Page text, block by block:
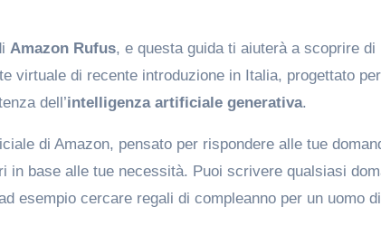
Amazon Rufus, e questa guida ti aiuterà a scoprire di
virtuale di recente introduzione in Italia, progettato per
dell’intelligenza artificiale generativa.
di Amazon, pensato per rispondere alle tue
in base alle tue necessità. Puoi scrivere qualsiasi
esempio cercare regali di compleanno per un uomo